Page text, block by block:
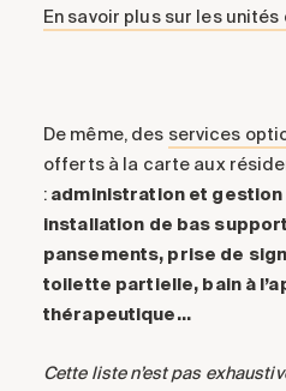
En savoir plus sur les unités
De même, des services
offerts à la carte aux
: administration et gestion
installation de bas
pansements, prise de
toilette partielle, bain à
thérapeutique…
Cette liste n’est pas